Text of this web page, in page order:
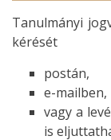
Tanulmányi
kérését
postán,
e-mailben,
vagy a
is